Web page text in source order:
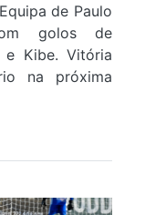
de Paulo
golos de
e Kibe. Vitória
na próxima